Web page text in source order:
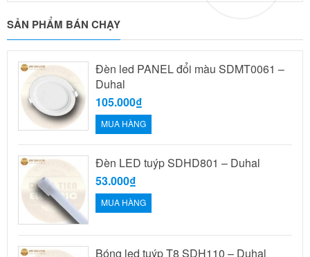
SẢN PHẨM BÁN CHẠY
Đèn led PANEL đổi màu SDMT0061 –
Duhal
105.000₫
MUA HÀNG
Đèn LED tuýp SDHD801 – Duhal
53.000₫
MUA HÀNG
Bóng led tuýp T8 SDH110 – Duhal